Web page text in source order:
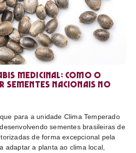
medicinal: como o
sementes nacionais no
para a unidade Clima Temperado
sementes brasileiras de
de forma excepcional pela
adaptar a planta ao clima local,